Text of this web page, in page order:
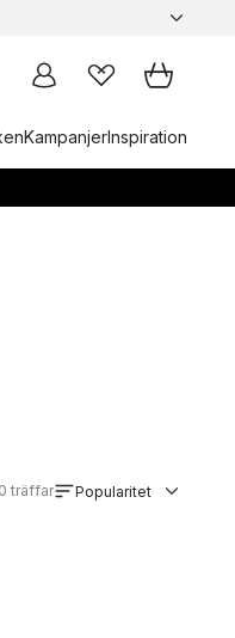
KampanjerInspiration
0 träffar Popularitet